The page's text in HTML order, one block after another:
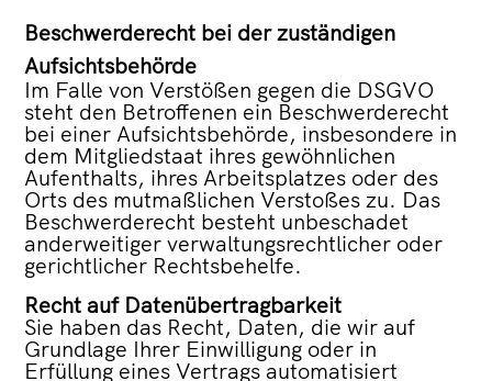
Beschwerderecht bei der zuständigen
Aufsichtsbehörde
Im Falle von Verstößen gegen die DSGVO
steht den Betroffenen ein Beschwerderecht
bei einer Aufsichtsbehörde, insbesondere in
dem Mitgliedstaat ihres gewöhnlichen
Aufenthalts, ihres Arbeitsplatzes oder des
Orts des mutmaßlichen Verstoßes zu. Das
Beschwerderecht besteht unbeschadet
anderweitiger verwaltungsrechtlicher oder
gerichtlicher Rechtsbehelfe.
Recht auf Datenübertragbarkeit
Sie haben das Recht, Daten, die wir auf
Grundlage Ihrer Einwilligung oder in
Erfüllung eines Vertrags automatisiert